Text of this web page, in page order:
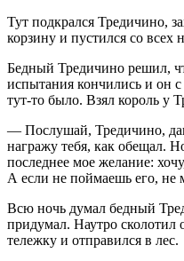
Тут подкрался Тредичино,
корзину и пустился со всех
Бедный Тредичино решил,
испытания кончились и он
тут-то было. Взял король у
— Послушай, Тредичино,
награжу тебя, как обещал.
последнее мое желание:
А если не поймаешь его, не
Всю ночь думал бедный
придумал. Наутро сколотил
тележку и отправился в лес.